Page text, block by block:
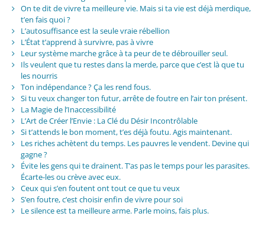
On te dit de vivre ta meilleure vie. Mais si ta vie est déjà merdique,
t’en fais quoi ?
L’autosuffisance est la seule vraie rébellion
L’État t’apprend à survivre, pas à vivre
Leur système marche grâce à ta peur de te débrouiller seul.
Ils veulent que tu restes dans la merde, parce que c’est là que tu
les nourris
Ton indépendance ? Ça les rend fous.
Si tu veux changer ton futur, arrête de foutre en l’air ton présent.
La Magie de l’Inaccessibilité
L’Art de Créer l’Envie : La Clé du Désir Incontrôlable
Si t’attends le bon moment, t’es déjà foutu. Agis maintenant.
Les riches achètent du temps. Les pauvres le vendent. Devine qui
gagne ?
Évite les gens qui te drainent. T’as pas le temps pour les parasites.
Écarte-les ou crève avec eux.
Ceux qui s’en foutent ont tout ce que tu veux
S’en foutre, c’est choisir enfin de vivre pour soi
Le silence est ta meilleure arme. Parle moins, fais plus.